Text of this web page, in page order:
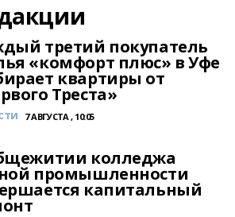
третий покупатель
«комфорт плюс» в Уфе
квартиры от
Треста»
7 АВГУСТА , 10:05
колледжа
промышленности
капитальный